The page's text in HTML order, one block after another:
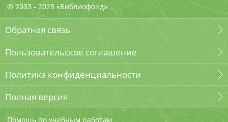
© 2003 - 2025 «Библиофонд»
Обратная связь
Пользовательское соглашение
Политика конфиденциальности
Полная версия
Помощь по учебным работам